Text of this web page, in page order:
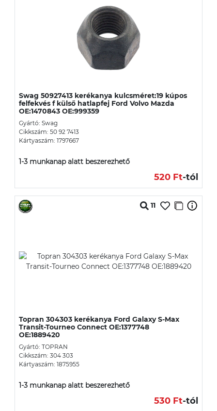
Swag 50927413 kerékanya kulcsméret:19 kúpos
felfekvés f külső hatlapfej Ford Volvo Mazda
OE:1470843 OE:999359
Gyártó: Swag
Cikkszám: 50 92 7413
Kártyaszám: 1797667
1-3 munkanap alatt beszerezhető
520 Ft-tól
11
Topran 304303 kerékanya Ford Galaxy S-Max
Transit-Tourneo Connect OE:1377748
OE:1889420
Gyártó: TOPRAN
Cikkszám: 304 303
Kártyaszám: 1875955
1-3 munkanap alatt beszerezhető
530 Ft-tól